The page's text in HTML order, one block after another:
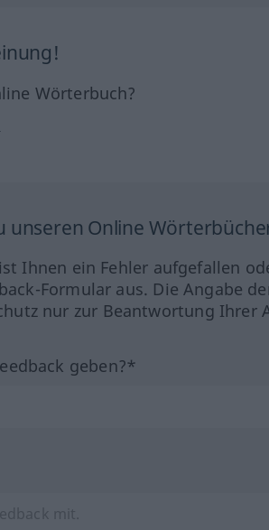
Wörterbuch?
unseren Online
Ihnen ein Fehler aufgefallen
Formular aus. Die Angabe
nur zur Beantwortung Ihrer
geben?*